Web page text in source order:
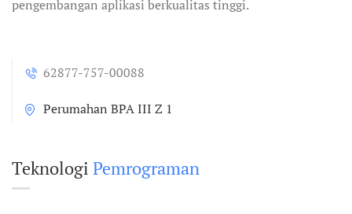
pengembangan aplikasi berkualitas tinggi.
62877-757-00088
Perumahan BPA III Z 1
Teknologi Pemrograman